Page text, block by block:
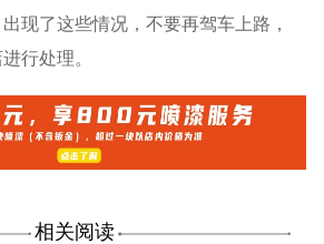
现了这些情况，不要再驾车上路，
行处理。
相关阅读